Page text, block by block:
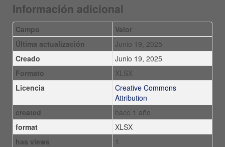
Información adicional
Campo
Valor
Última actualización
Junio 19, 2025
Creado
Junio 19, 2025
Formato
XLSX
Licencia
Creative Commons
Attribution
created
hace 1 año
format
XLSX
has views
1